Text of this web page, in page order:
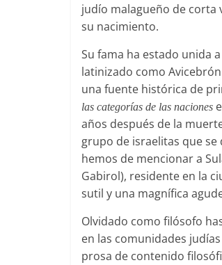
judío malagueño de corta
su nacimiento.
Su fama ha estado unida
latinizado como
una fuente histórica de
las categorías de las naciones
años después de la
grupo de israelitas que
hemos de mencionar a
Gabirol), residente en la
sutil y una magnífica
Olvidado como filósofo
en las comunidades
prosa de contenido